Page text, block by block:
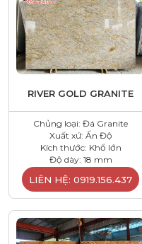
RIVER GOLD GRANITE
Chủng loại: Đá Granite
Xuất xứ: Ấn Độ
Kích thước: Khổ lớn
Độ dày: 18 mm
LIÊN HỆ: 0919.156.437